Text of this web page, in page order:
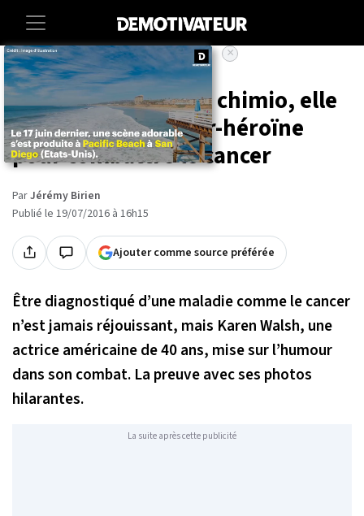
Accueil Insolite Sante
À chaque séance de chimio, elle
se déguise en super-héroïne
pour combattre le cancer
ParJérémy Birien
Publié le 19/07/2016 à 16h15
Ajouter comme source préférée
Être diagnostiqué d’une maladie comme le cancer
n’est jamais réjouissant, mais Karen Walsh, une
actrice américaine de 40 ans, mise sur l’humour
dans son combat. La preuve avec ses photos
hilarantes.
La suite après cette publicité
×